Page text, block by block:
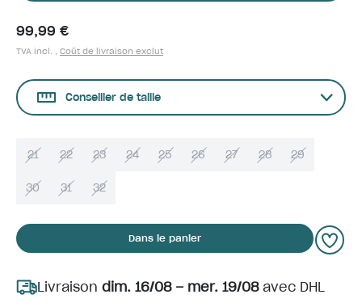
99,99 €
TVA incl. , Coût de livraison exclut
Conseiller de taille
21 22 23 24 25 26 27 28 29
30 31 32
Dans le panier
Livraison dim. 16/08 – mer. 19/08avec DHL